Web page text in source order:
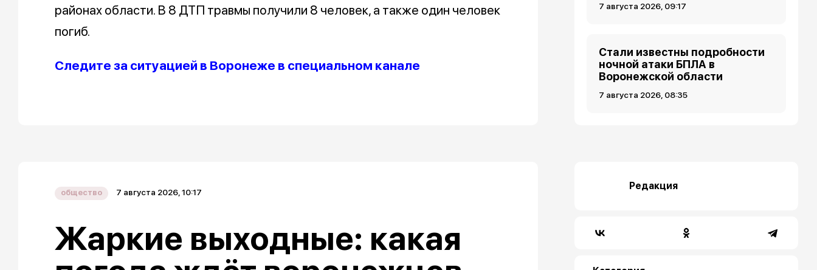
районах области. В 8 ДТП травмы получили 8 человек, а также один человек
погиб.
Следите за ситуацией в Воронеже в специальном канале
7 августа 2026, 09:17
Стали известны подробности
ночной атаки БПЛА в
Воронежской области
7 августа 2026, 08:35
общество 7 августа 2026, 10:17
Жаркие выходные: какая
Редакция